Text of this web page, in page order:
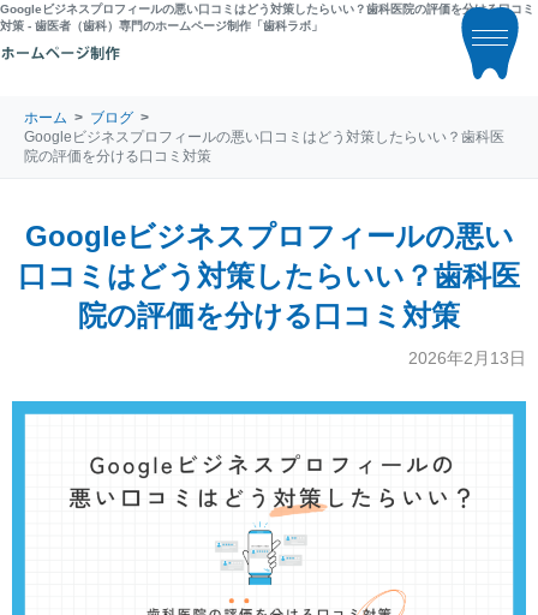
Googleビジネスプロフィールの悪い口コミはどう対策したらいい？歯科医院の評価を分ける口コミ
対策 - 歯医者（歯科）専門のホームページ制作「歯科ラボ」
ホーム
ブログ
Googleビジネスプロフィールの悪い口コミはどう対策したらいい？歯科医
院の評価を分ける口コミ対策
Googleビジネスプロフィールの悪い
口コミはどう対策したらいい？歯科医
院の評価を分ける口コミ対策
2026年2月13日